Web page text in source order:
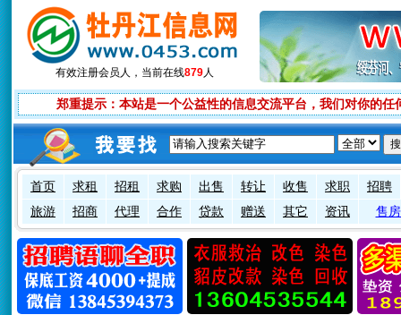
有效注册会员 人，当前在线879人
郑重提示：本站是一个公益性的信息交流平台，我们对你的
首页 求租 招租 求购 出售 转让 收售 求职
招聘
旅游
招商 代理 合作 贷款 赠送 其它 资讯 售